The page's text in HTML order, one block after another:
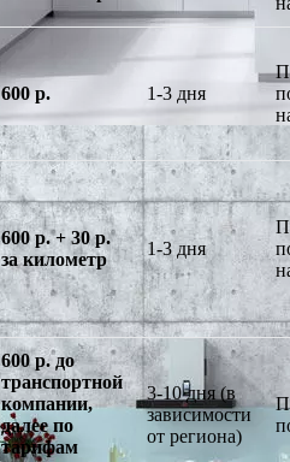
600 р. 1-3 дня
600 р. + 30 р.
за километр
1-3 дня
600 р. до
транспортной
компании,
далее по
тарифам
3-10 дня (в
зависимости
от региона)